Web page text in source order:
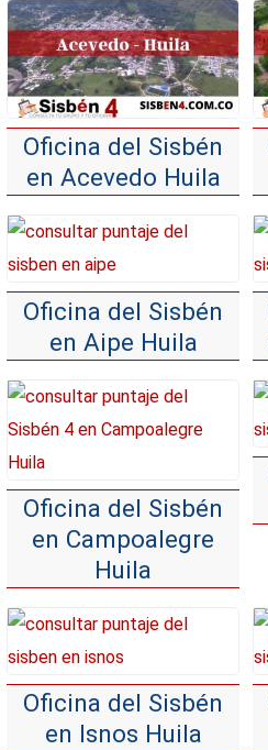
Oficina del Sisbén
en Acevedo Huila
Oficina del Sisbén
en Aipe Huila
Oficina del Sisbén
en Campoalegre
Huila
Oficina del Sisbén
en Isnos Huila